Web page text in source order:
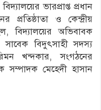
ভারপ্রাপ্ত প্রধান
প্রতিষ্ঠাতা ও কেন্দ্রীয়
বিদ্যালয়ের অভিবাবক
বিদুৎসাহী সদস্য
খন্দকার, সংগঠনের
সম্পাদক মেহেদী হাসান